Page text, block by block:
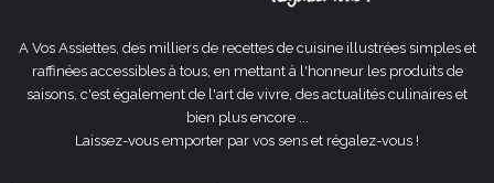
A Vos Assiettes, des milliers de recettes de cuisine illustrées simples et
raffinées accessibles à tous, en mettant à l'honneur les produits de
saisons, c'est également de l'art de vivre, des actualités culinaires et
bien plus encore ...
Laissez-vous emporter par vos sens et régalez-vous !